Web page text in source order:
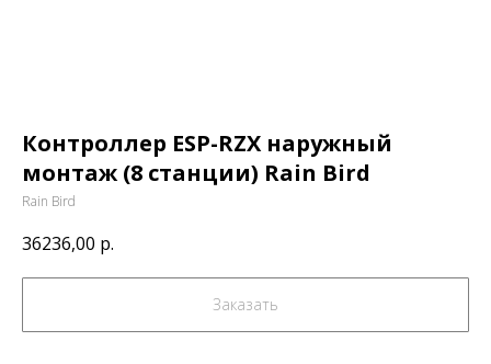
Контроллер ESP-RZX наружный
монтаж (8 станции) Rain Bird
Rain Bird
36236,00 р.
Заказать